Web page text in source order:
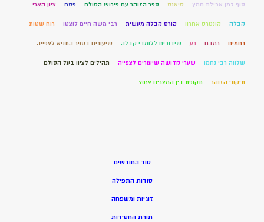
סוף זמן אכילת חמץ סיאנס ספר הזוהר עם פירוש הסולם פסח ציון הארי
קבלה קונטרס אחרון קורס קבלה מעשית רבי משה חיים לוצטו רוח שטות
רחמים רמבם רע שידוכים ללומדי קבלה שיעורים בספר התניא לצפייה
שלווה רבי נחמן שערי קדושה שיעורים לצפייה תהילים לציון בעל הסולם
תיקוני הזוהר תקופת בין המצרים 2019
סוד החודשים
סודות התפילה
זוגיות ומשפחה
תורת החסידות